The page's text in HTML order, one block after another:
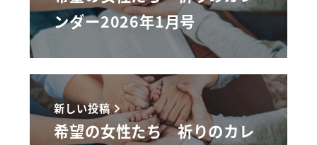
ンダー2026年1月号
新しい投稿
希望の女性たち 祈りのカレ